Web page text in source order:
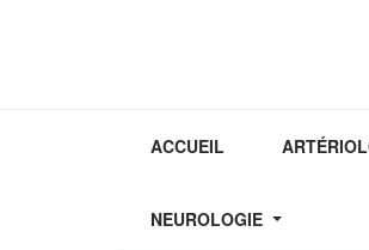
ACCUEIL
NEUROLOGIE
CHIRURGIE ESTHÉTIQUE